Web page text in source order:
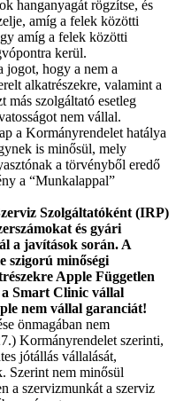
hanganyagát rögzítse, és
amíg a felek közötti
amíg a felek közötti
kerül.
jogot, hogy a nem a
alkatrészekre, valamint a
más szolgáltató esetleg
nem vállal.
a Kormányrendelet hatálya
is minősül, mely
a törvényből eredő
a “Munkalappal”
Szolgáltatóként (IRP)
és gyári
a javítások során. A
szigorú minőségi
Apple Független
Smart Clinic vállal
nem vállal garanciát!
önmagában nem
Kormányrendelet szerinti,
jótállás vállalását,
Szerint nem minősül
a szervizmunkát a szerviz